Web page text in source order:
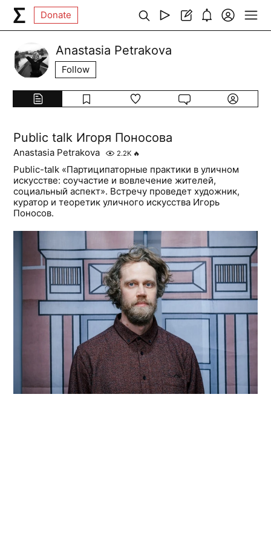
Donate
Anastasia Petrakova
Follow
Public talk Игоря Поносова
Anastasia Petrakova 2.2K 🔥
Public-talk «Партиципаторные практики в уличном
искусстве: соучастие и вовлечение жителей,
социальный аспект». Встречу проведет художник,
куратор и теоретик уличного искусства Игорь
Поносов.